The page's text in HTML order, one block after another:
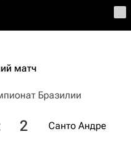
матч
Бразилии
2 Санто Андре